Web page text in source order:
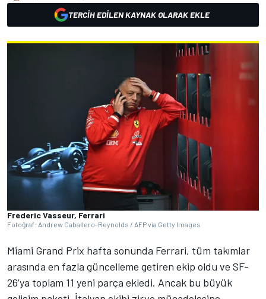
TERCIH EDILEN KAYNAK OLARAK EKLE
Frederic Vasseur, Ferrari
Fotoğraf: Andrew Caballero-Reynolds / AFP via Getty Images
Miami Grand Prix hafta sonunda Ferrari, tüm takımlar
arasında en fazla güncelleme getiren ekip oldu ve SF-
26’ya toplam 11 yeni parça ekledi. Ancak bu büyük